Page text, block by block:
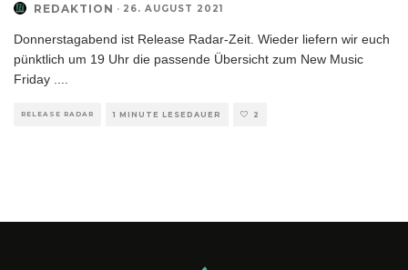
REDAKTION · 26. AUGUST 2021
Donnerstagabend ist Release Radar-Zeit. Wieder liefern wir euch
pünktlich um 19 Uhr die passende Übersicht zum New Music
Friday .
RELEASE RADAR 1 MINUTE LESEDAUER 2